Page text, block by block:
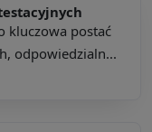
kluczowa postać
odpowiedzialn...